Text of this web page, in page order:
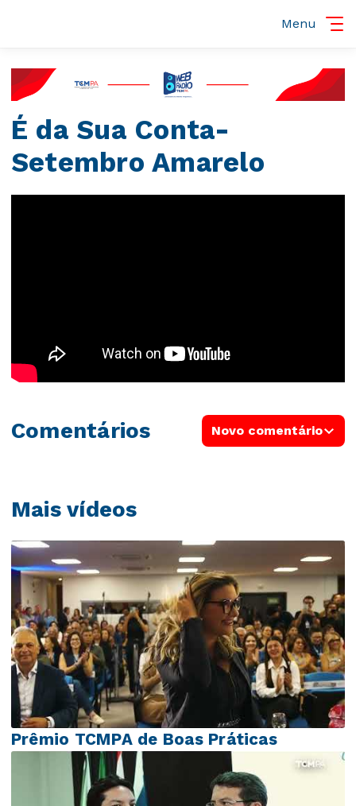
Menu
É da Sua Conta-
Setembro Amarelo
Mais vídeos
Prêmio TCMPA de Boas Práticas
Comentários Novo comentário